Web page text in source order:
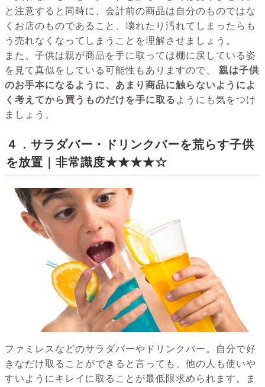
と注意すると同時に、会計前の商品は自分のものではな
くお店のものであること、壊れたり汚れてしまったらも
う売れなくなってしまうことを理解させましょう。
また、子供は親が商品を手に取っては棚に戻している姿
を見て真似をしている可能性もありますので、
親は子供
のお手本になるように、あまり商品に触らないようによ
く考えてから買うものだけを手に取る ようにも気をつけ
ましょう。
４．サラダバー・ドリンクバーを荒らす子供
を放置｜非常識度★★★★☆
ファミレスなどのサラダバーやドリンクバー。自分で好
きなだけ取ることができると言っても、他の人も使いや
すいようにキレイに取ることが最低限求められます。ま